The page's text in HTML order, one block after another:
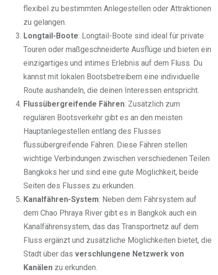
flexibel zu bestimmten Anlegestellen oder Attraktionen
zu gelangen.
Longtail-Boote: Longtail-Boote sind ideal für private
Touren oder maßgeschneiderte Ausflüge und bieten ein
einzigartiges und intimes Erlebnis auf dem Fluss. Du
kannst mit lokalen Bootsbetreibern eine individuelle
Route aushandeln, die deinen Interessen entspricht.
Flussübergreifende Fähren: Zusätzlich zum
regulären Bootsverkehr gibt es an den meisten
Hauptanlegestellen entlang des Flusses
flussübergreifende Fähren. Diese Fähren stellen
wichtige Verbindungen zwischen verschiedenen Teilen
Bangkoks her und sind eine gute Möglichkeit, beide
Seiten des Flusses zu erkunden.
Kanalfähren-System: Neben dem Fährsystem auf
dem Chao Phraya River gibt es in Bangkok auch ein
Kanalfährensystem, das das Transportnetz auf dem
Fluss ergänzt und zusätzliche Möglichkeiten bietet, die
Stadt über das verschlungene Netzwerk von
Kanälen zu erkunden.